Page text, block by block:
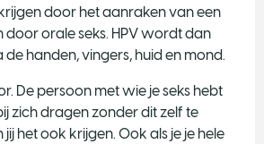
door het aanraken van een
door orale seks. HPV wordt dan
handen, vingers, huid en mond.
De persoon met wie je seks hebt
zich dragen zonder dit zelf te
het ook krijgen. Ook als je je hele